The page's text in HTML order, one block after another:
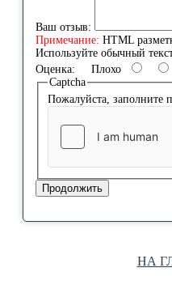
Ваш отзыв:
Примечание: HTML
Используйте обычный
Оценка: Плохо
Captcha
Пожалуйста, заполните
Продолжить
НА